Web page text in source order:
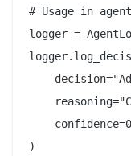
# Usage in agent
logger =
)